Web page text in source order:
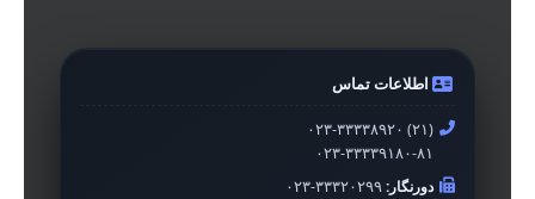
اطلاعات تماس
۰۲۳-۳۳۳۳۸۹۲۰ (۲۱)
۰۲۳-۳۳۳۳۹۱۸۰-۸۱
دورنگار:۰۲۳-۳۳۳۲۰۲۹۹